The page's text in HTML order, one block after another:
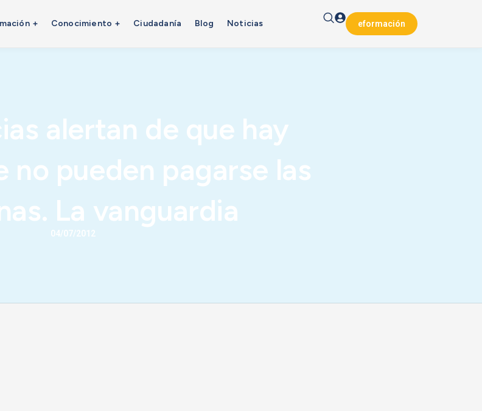
Conocimiento Ciudadanía Blog Noticias eformación
alertan de que hay
no pueden pagarse las
La vanguardia
04/07/2012